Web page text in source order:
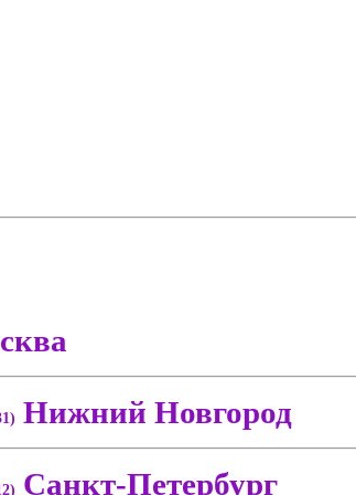
Нижний Новгород
Санкт-Петербург